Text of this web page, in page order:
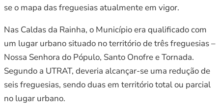
se o mapa das freguesias atualmente em vigor.
Nas Caldas da Rainha, o Município era qualificado com
um lugar urbano situado no território de três freguesias –
Nossa Senhora do Pópulo, Santo Onofre e Tornada.
Segundo a UTRAT, deveria alcançar-se uma redução de
seis freguesias, sendo duas em território total ou parcial
no lugar urbano.